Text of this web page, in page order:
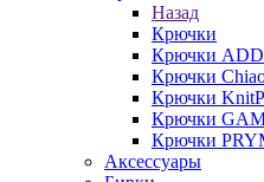
Назад
Крючки
Крючки
Крючки
Крючки
Крючки
Крючки
Аксессуары